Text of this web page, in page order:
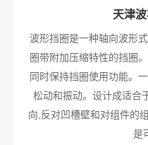
天津
波形挡圈是一种轴向波形
圈带附加压缩特性的挡圈
同时保持挡圈使用功能。
松动和振动。设计成适合
向,反对凹槽壁和对组件的
是